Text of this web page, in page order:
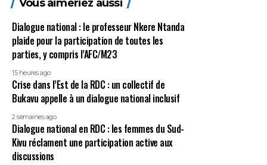
Vous aimeriez aussi
Dialogue national : le professeur Nkere Ntanda
plaide pour la participation de toutes les
parties, y compris l’AFC/M23
15 heures ago
Crise dans l’Est de la RDC : un collectif de
Bukavu appelle à un dialogue national inclusif
2 semaines ago
Dialogue national en RDC : les femmes du Sud-
Kivu réclament une participation active aux
discussions